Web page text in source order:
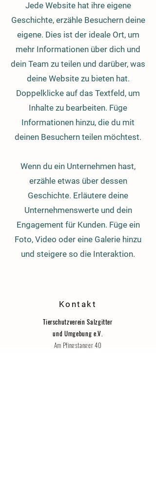
Jede Website hat ihre eigene
Geschichte, erzähle Besuchern deine
eigene. Dies ist der ideale Ort, um
mehr Informationen über dich und
dein Team zu teilen und darüber, was
deine Website zu bieten hat.
Doppelklicke auf das Textfeld, um
Inhalte zu bearbeiten. Füge
Informationen hinzu, die du mit
deinen Besuchern teilen möchtest.
Wenn du ein Unternehmen hast,
erzähle etwas über dessen
Geschichte. Erläutere deine
Unternehmenswerte und dein
Engagement für Kunden. Füge ein
Foto, Video oder eine Galerie hinzu
und steigere so die Interaktion.
Kontakt
Tierschutzverein Salzgitter
und Umgebung e.V.
Am Pfingstanger 40